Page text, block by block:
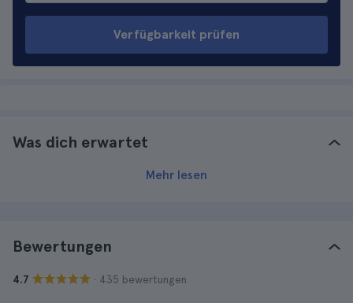
Verfügbarkeit prüfen
Was dich erwartet
Mehr lesen
Bewertungen
4.7 · 435 bewertungen